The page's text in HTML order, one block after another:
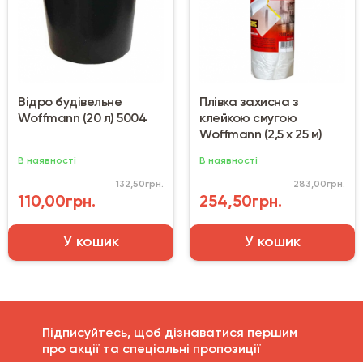
Відро будівельне
Woffmann (20 л) 5004
В наявності
110,00грн.
132,50грн.
У кошик
Плівка захисна з
клейкою смугою
Woffmann (2,5 х 25 м)
В наявності
254,50грн.
283,00грн.
У кошик
Підписуйтесь, щоб дізнаватися першим
про акції та спеціальні пропозиції